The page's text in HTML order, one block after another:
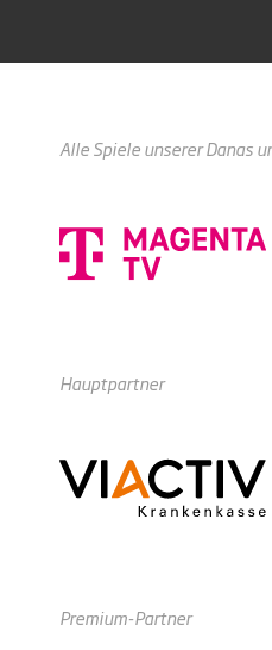
Alle Spiele unserer Danas
Hauptpartner
Premium-Partner